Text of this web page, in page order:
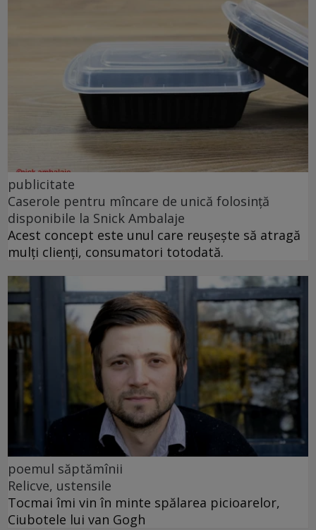
publicitate
Caserole pentru mîncare de unică folosință
disponibile la Snick Ambalaje
Acest concept este unul care reușește să atragă
mulți clienți, consumatori totodată.
poemul săptămînii
Relicve, ustensile
Tocmai îmi vin în minte spălarea picioarelor,
Ciubotele lui van Gogh